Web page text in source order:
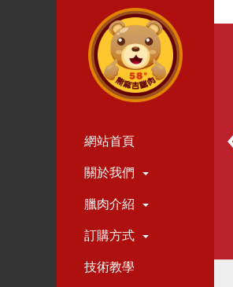
網站首頁
關於我們
臘肉介紹
訂購方式
技術教學